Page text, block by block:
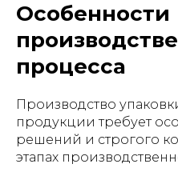
Особенности
процесса
Производство
продукции требует
решений и строгого
этапах